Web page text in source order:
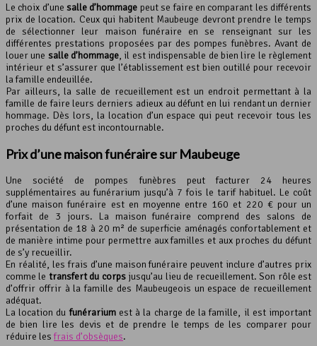
Le choix d’unesalle d’hommage peut se faire en comparant les différents
prix de location. Ceux qui habitent Maubeuge devront prendre le temps
de sélectionner leur maison funéraire en se renseignant sur les
différentes prestations proposées par des pompes funèbres. Avant de
louer une salle d’hommage, il est indispensable de bien lire le règlement
intérieur et s’assurer que l’établissement est bien outillé pour recevoir
la famille endeuillée.
Par ailleurs, la salle de recueillement est un endroit permettant à la
famille de faire leurs derniers adieux au défunt en lui rendant un dernier
hommage. Dès lors, la location d’un espace qui peut recevoir tous les
proches du défunt est incontournable.
Prix d’une maison funéraire sur Maubeuge
Une société de pompes funèbres peut facturer 24 heures
supplémentaires au funérarium jusqu’à 7 fois le tarif habituel. Le coût
d’une maison funéraire est en moyenne entre 160 et 220 € pour un
forfait de 3 jours. La maison funéraire comprend des salons de
présentation de 18 à 20 m² de superficie aménagés confortablement et
de manière intime pour permettre aux familles et aux proches du défunt
de s’y recueillir.
En réalité, les frais d’une maison funéraire peuvent inclure d’autres prix
comme le transfert du corpsjusqu’au lieu de recueillement. Son rôle est
d’offrir offrir à la famille des Maubeugeois un espace de recueillement
adéquat.
La location dufunérarium est à la charge de la famille, il est important
de bien lire les devis et de prendre le temps de les comparer pour
réduire les frais d’obsèques.